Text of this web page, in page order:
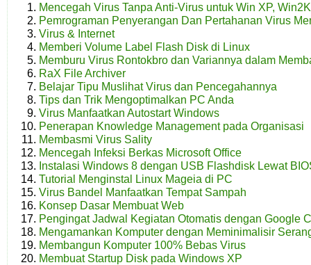
Mencegah Virus Tanpa Anti-Virus untuk Win XP,
Pemrograman Penyerangan Dan Pertahanan Virus
Virus & Internet
Memberi Volume Label Flash Disk di Linux
Memburu Virus Rontokbro dan Variannya dalam
RaX File Archiver
Belajar Tipu Muslihat Virus dan Pencegahannya
Tips dan Trik Mengoptimalkan PC Anda
Virus Manfaatkan Autostart Windows
Penerapan Knowledge Management pada Organisasi
Membasmi Virus Sality
Mencegah Infeksi Berkas Microsoft Office
Instalasi Windows 8 dengan USB Flashdisk Lewat
Tutorial Menginstal Linux Mageia di PC
Virus Bandel Manfaatkan Tempat Sampah
Konsep Dasar Membuat Web
Pengingat Jadwal Kegiatan Otomatis dengan Google
Mengamankan Komputer dengan Meminimalisir
Membangun Komputer 100% Bebas Virus
Membuat Startup Disk pada Windows XP